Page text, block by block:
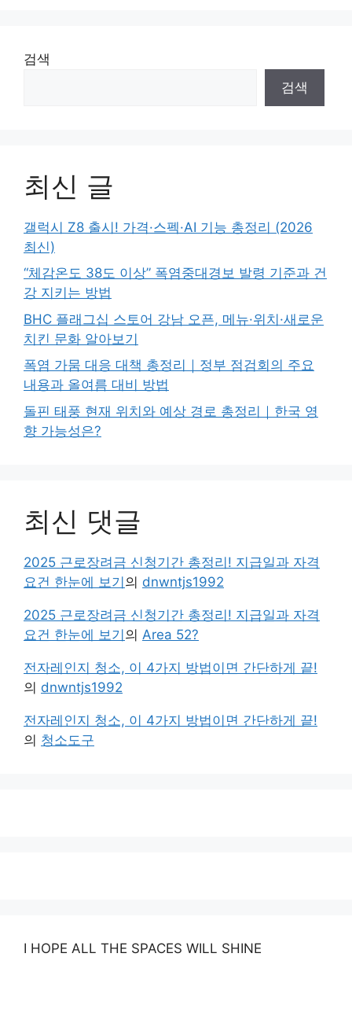
검색
검색
최신 글
갤럭시 Z8 출시! 가격·스펙·AI 기능 총정리 (2026
최신)
“체감온도 38도 이상” 폭염중대경보 발령 기준과 건
강 지키는 방법
BHC 플래그십 스토어 강남 오픈, 메뉴·위치·새로운
치킨 문화 알아보기
폭염 가뭄 대응 대책 총정리｜정부 점검회의 주요
내용과 올여름 대비 방법
돌핀 태풍 현재 위치와 예상 경로 총정리｜한국 영
향 가능성은?
최신 댓글
2025 근로장려금 신청기간 총정리! 지급일과 자격
요건 한눈에 보기의 dnwntjs1992
2025 근로장려금 신청기간 총정리! 지급일과 자격
요건 한눈에 보기의 Area 52?
전자레인지 청소, 이 4가지 방법이면 간단하게 끝!
의 dnwntjs1992
전자레인지 청소, 이 4가지 방법이면 간단하게 끝!
의 청소도구
I HOPE ALL THE SPACES WILL SHINE